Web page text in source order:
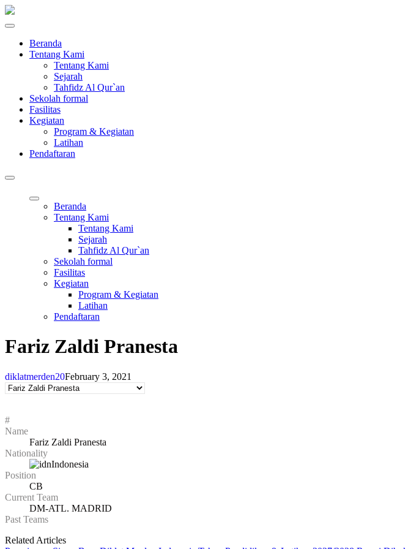
Beranda
Tentang Kami
Tentang Kami
Sejarah
Tahfidz Al Qur`an
Sekolah formal
Fasilitas
Kegiatan
Program & Kegiatan
Latihan
Pendaftaran
Beranda
Tentang Kami
Tentang Kami
Sejarah
Tahfidz Al Qur`an
Sekolah formal
Fasilitas
Kegiatan
Program & Kegiatan
Latihan
Pendaftaran
Fariz Zaldi Pranesta
diklatmerden20February 3, 2021
#
Name
Fariz Zaldi Pranesta
Nationality
Indonesia
Position
CB
Current Team
DM-ATL. MADRID
Past Teams
Related Articles